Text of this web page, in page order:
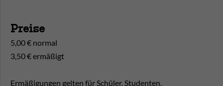
Preise
5,00 € normal
3,50 € ermäßigt
Ermäßigungen gelten für Schüler, Studenten,